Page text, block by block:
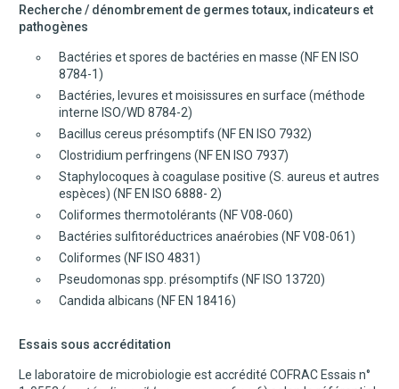
Recherche / dénombrement de germes totaux, indicateurs et
pathogènes
Bactéries et spores de bactéries en masse (NF EN ISO
8784-1)
Bactéries, levures et moisissures en surface (méthode
interne ISO/WD 8784-2)
Bacillus cereus présomptifs (NF EN ISO 7932)
Clostridium perfringens (NF EN ISO 7937)
Staphylocoques à coagulase positive (S. aureus et autres
espèces) (NF EN ISO 6888- 2)
Coliformes thermotolérants (NF V08-060)
Bactéries sulfitoréductrices anaérobies (NF V08-061)
Coliformes (NF ISO 4831)
Pseudomonas spp. présomptifs (NF ISO 13720)
Candida albicans (NF EN 18416)
Essais sous accréditation
Le laboratoire de microbiologie est accrédité COFRAC Essais n°